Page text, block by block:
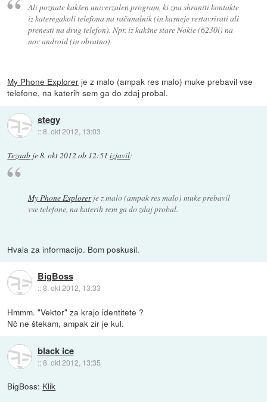
Ali poznate kakšen univerzalen program, ki zna shraniti kontakte
iz kateregakoli telefona na računalnik (in kasneje restavrirati ali
prenesti na drug telefon). Npr. iz kakšne stare Nokie (6230i) na
nov android (in obratno)
My Phone Explorer je z malo (ampak res malo) muke prebavil vse
telefone, na katerih sem ga do zdaj probal.
stegy
::8. okt 2012, 13:03
Tezaab je8. okt 2012 ob 12:51 izjavil:
My Phone Explorerje z malo (ampak res malo) muke prebavil
vse telefone, na katerih sem ga do zdaj probal.
Hvala za informacijo. Bom poskusil.
BigBoss
::8. okt 2012, 13:33
Hmmm. "Vektor" za krajo identitete ?
Nč ne štekam, ampak zir je kul.
black ice
::8. okt 2012, 13:35
BigBoss: Klik